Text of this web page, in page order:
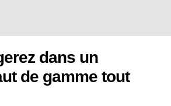
dans un
de gamme tout